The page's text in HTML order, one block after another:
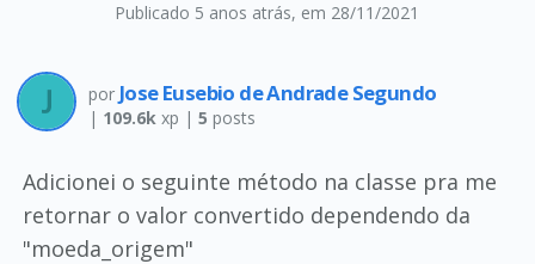
Publicado 5 anos atrás, em 28/11/2021
por Jose Eusebio de Andrade Segundo
| 109.6kxp | 5 posts
Adicionei o seguinte método na classe pra me
retornar o valor convertido dependendo da
"moeda_origem"